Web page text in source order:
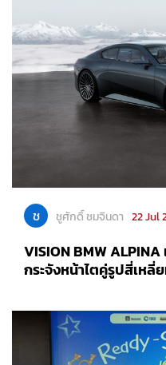
ช ชูศักดิ์ ชมจินดา 22 Jul
VISION BMW
กระจังหน้าไตคู่รูปสี่เหลี่